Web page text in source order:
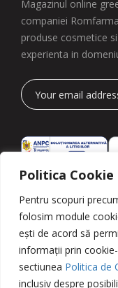
Politica Cookie
Pentru scopuri
folosim module
ești de acord să
informații prin
sectiunea Politica de
inclusiv despre
Magazinul online
companiei
produse cosmetice
experienta in
Copyright 2023 ©